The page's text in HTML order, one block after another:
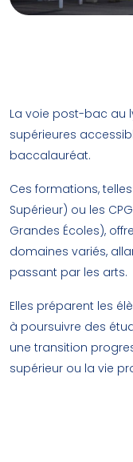
La voie post-bac au
supérieures
baccalauréat.
Ces formations,
Supérieur) ou les
Grandes Écoles),
domaines variés,
passant par les arts.
Elles préparent les
à poursuivre des
une transition
supérieur ou la vie